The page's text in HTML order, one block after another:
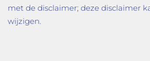
met de disclaimer; deze disclaimer
wijzigen.